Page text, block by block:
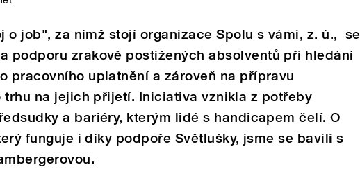
o job", za nímž stojí organizace Spolu s vámi, z. ú., se
podporu zrakově postižených absolventů při hledání
pracovního uplatnění a zároveň na přípravu
trhu na jejich přijetí. Iniciativa vznikla z potřeby
a bariéry, kterým lidé s handicapem čelí. O
funguje i díky podpoře Světlušky, jsme se bavili s